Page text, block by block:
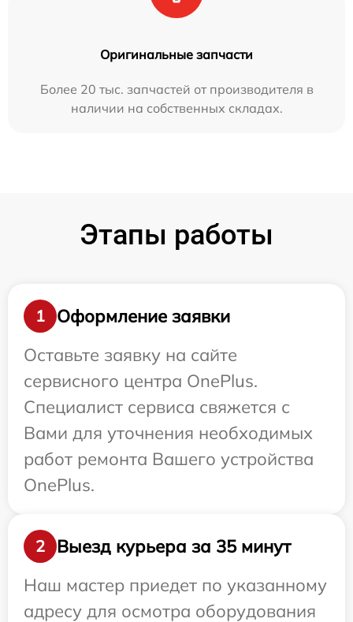
Оригинальные запчасти
Более 20 тыс. запчастей от производителя в
наличии на собственных складах.
Этапы работы
1
Оформление заявки
Оставьте заявку на сайте
сервисного центра OnePlus.
Специалист сервиса свяжется с
Вами для уточнения необходимых
работ ремонта Вашего устройства
OnePlus.
2
Выезд курьера за 35 минут
Наш мастер приедет по указанному
адресу для осмотра оборудования